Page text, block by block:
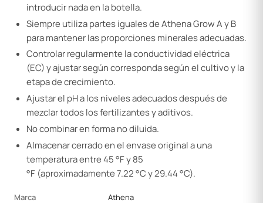
introducir nada en la botella.
Siempre utiliza partes iguales de Athena Grow A y B
para mantener las proporciones minerales adecuadas.
Controlar regularmente la conductividad eléctrica
(EC) y ajustar según corresponda según el cultivo y la
etapa de crecimiento.
Ajustar el pH a los niveles adecuados después de
mezclar todos los fertilizantes y aditivos.
No combinar en forma no diluida.
Almacenar cerrado en el envase original a una
temperatura entre 45 °F y 85
°F (aproximadamente 7.22 °C y 29.44 °C).
Marca
Athena